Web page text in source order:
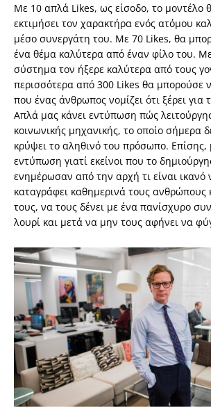
Με 10 απλά Likes, ως είσοδο, το μοντέλο
εκτιμήσει τον χαρακτήρα ενός ατόμου
μέσο συνεργάτη του. Με 70 Likes, θα
ένα θέμα καλύτερα από έναν φίλο του.
σύστημα τον ήξερε καλύτερα από τους
περισσότερα από 300 Likes θα μπορούσε
που ένας άνθρωπος νομίζει ότι ξέρει για
Απλά μας κάνει εντύπωση πώς
κοινωνικής μηχανικής, το οποίο σήμερα
κρύψει το αληθινό του πρόσωπο. Επίσης,
εντύπωση γιατί εκείνοι που το
ενημέρωσαν από την αρχή τι είναι ικανό
καταγράφει καθημερινά τους ανθρώπους
τους, να τους δένει με ένα πανίσχυρο
λουρί και μετά να μην τους αφήνει να